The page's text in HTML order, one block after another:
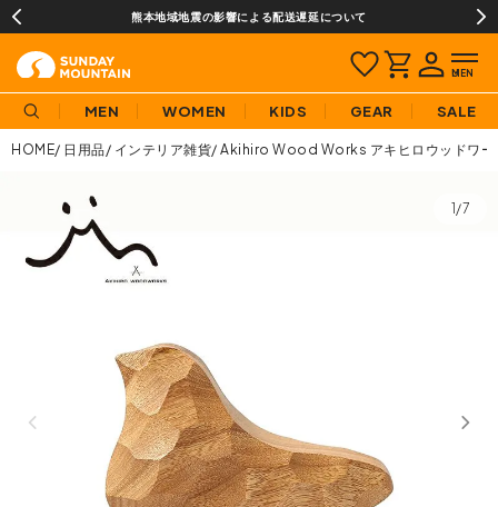
熊本地域地震の影響による配送遅延について
MEN WOMEN KIDS GEAR SALE
HOME 日用品 インテリア雑貨 Akihiro Wood Works アキヒロウッドワー
1/7